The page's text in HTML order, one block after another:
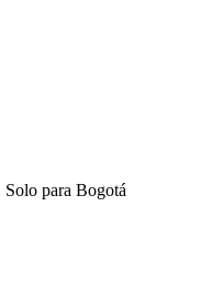
Solo para Bogotá